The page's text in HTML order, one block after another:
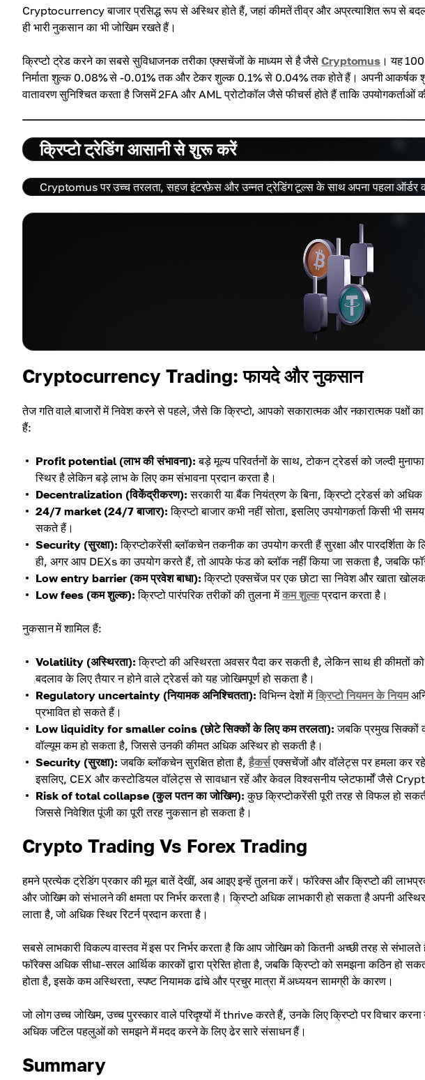
Cryptocurrency बाजार प्रसिद्ध रूप से अस्थिर होते हैं, जहां कीमतें तीव्र और अप्रत्याशित रूप से
ही भारी नुकसान का भी जोखिम रखते हैं।
क्रिप्टो ट्रेड करने का सबसे सुविधाजनक तरीका एक्सचेंजों के माध्यम से है जैसेCryptomus । यह
निर्माता शुल्क 0.08% से -0.01% तक और टेकर शुल्क 0.1% से 0.04% तक होते हैं। अपनी आकर्षक
वातावरण सुनिश्चित करता है जिसमें 2FA और AML प्रोटोकॉल जैसे फीचर्स होते हैं ताकि उपयोगकर्ताओं
क्रिप्टो ट्रेडिंग आसानी से शुरू करें
Cryptomus पर उच्च तरलता, सहज इंटरफ़ेस और उन्नत ट्रेडिंग टूल्स के साथ अपना पहला ऑर्डर
Cryptocurrency Trading: फायदे और नुकसान
तेज गति वाले बाजारों में निवेश करने से पहले, जैसे कि क्रिप्टो, आपको सकारात्मक और नकारात्मक पक्षों
हैं:
Profit potential (लाभ की संभावना): बड़े मूल्य परिवर्तनों के साथ, टोकन ट्रेडर्स को जल्दी
स्थिर है लेकिन बड़े लाभ के लिए कम संभावना प्रदान करता है।
Decentralization (विकेंद्रीकरण): सरकारी या बैंक नियंत्रण के बिना, क्रिप्टो ट्रेडर्स को
24/7 market (24/7 बाजार): क्रिप्टो बाजार कभी नहीं सोता, इसलिए उपयोगकर्ता किसी भी
सकते हैं।
Security (सुरक्षा): क्रिप्टोकरेंसी ब्लॉकचेन तकनीक का उपयोग करती हैं सुरक्षा और पारदर्शिता
ही, अगर आप DEXs का उपयोग करते हैं, तो आपके फंड को ब्लॉक नहीं किया जा सकता है, जबकि
Low entry barrier (कम प्रवेश बाधा): क्रिप्टो एक्सचेंज पर एक छोटा सा निवेश और खाता
Low fees (कम शुल्क): क्रिप्टो पारंपरिक तरीकों की तुलना मेंकम शुल्कप्रदान करता है।
नुकसान में शामिल हैं:
Volatility (अस्थिरता): क्रिप्टो की अस्थिरता अवसर पैदा कर सकती है, लेकिन साथ ही कीमतों
बदलाव के लिए तैयार न होने वाले ट्रेडर्स को यह जोखिमपूर्ण हो सकता है।
Regulatory uncertainty (नियामक अनिश्चितता): विभिन्न देशों मेंक्रिप्टो नियमन के नियम
प्रभावित हो सकते हैं।
Low liquidity for smaller coins (छोटे सिक्कों के लिए कम तरलता): जबकि प्रमुख सिक्कों
वॉल्यूम कम हो सकता है, जिससे उनकी कीमत अधिक अस्थिर हो सकती है।
Security (सुरक्षा): जबकि ब्लॉकचेन सुरक्षित होता है,हैकर्सएक्सचेंजों और वॉलेट्स पर हमला कर रहे
इसलिए, CEX और कस्टोडियल वॉलेट्स से सावधान रहें और केवल विश्वसनीय प्लेटफार्मों जैसे
Risk of total collapse (कुल पतन का जोखिम): कुछ क्रिप्टोकरेंसी पूरी तरह से विफल हो
जिससे निवेशित पूंजी का पूरी तरह नुकसान हो सकता है।
Crypto Trading Vs Forex Trading
हमने प्रत्येक ट्रेडिंग प्रकार की मूल बातें देखीं, अब आइए इन्हें तुलना करें। फॉरेक्स और क्रिप्टो की
और जोखिम को संभालने की क्षमता पर निर्भर करता है। क्रिप्टो अधिक लाभकारी हो सकता है अपनी
लाता है, जो अधिक स्थिर रिटर्न प्रदान करता है।
सबसे लाभकारी विकल्प वास्तव में इस पर निर्भर करता है कि आप जोखिम को कितनी अच्छी तरह से
फॉरेक्स अधिक सीधा-सरल आर्थिक कारकों द्वारा प्रेरित होता है, जबकि क्रिप्टो को समझना कठिन हो
होता है, इसके कम अस्थिरता, स्पष्ट नियामक ढांचे और प्रचुर मात्रा में अध्ययन सामग्री के कारण।
जो लोग उच्च जोखिम, उच्च पुरस्कार वाले परिदृश्यों में thrive करते हैं, उनके लिए क्रिप्टो पर विचार
अधिक जटिल पहलुओं को समझने में मदद करने के लिए ढेर सारे संसाधन हैं।
Summary